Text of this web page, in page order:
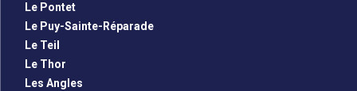
Le Pontet
Le Puy-Sainte-Réparade
Le Teil
Le Thor
Les Angles